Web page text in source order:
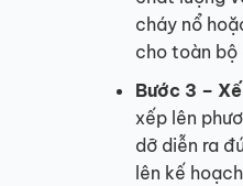
cháy nổ
cho toàn bộ
Bước 3 –
xếp lên
dỡ diễn ra
lên kế